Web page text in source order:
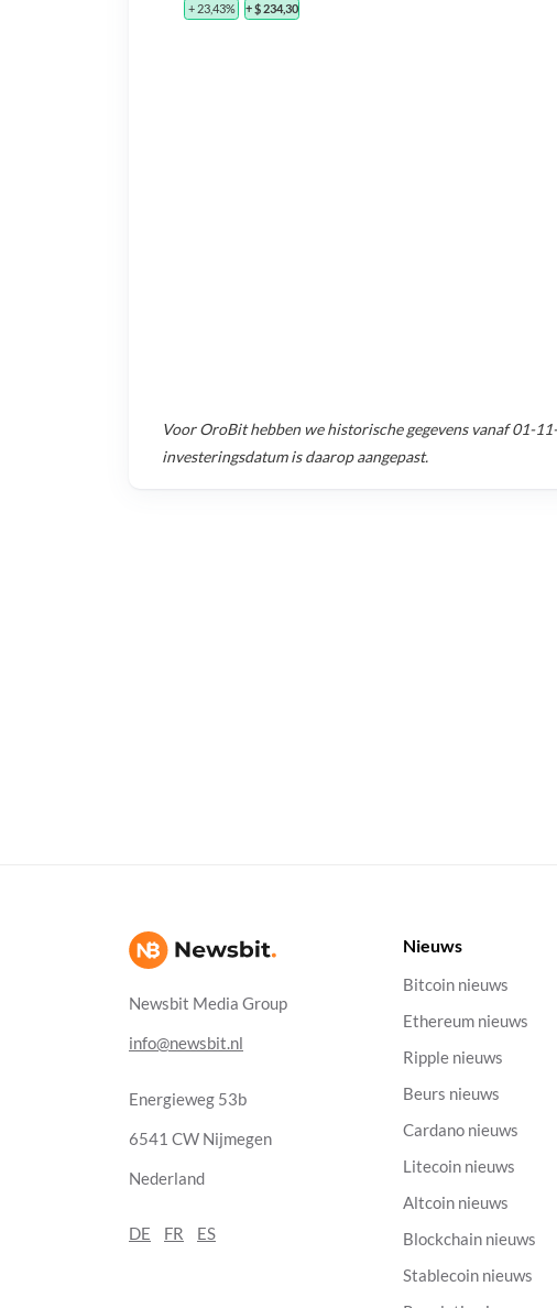
+ 23,43% + $ 234,30
VoorOroBithebben we historische gegevens vanaf01-
investeringsdatum is daarop aangepast.
Newsbit Media Group
info@newsbit.nl
Energieweg 53b
6541 CW Nijmegen
Nederland
DE FR ES
Nieuws
Bitcoin nieuws
Ethereum nieuws
Ripple nieuws
Beurs nieuws
Cardano nieuws
Litecoin nieuws
Altcoin nieuws
Blockchain nieuws
Stablecoin nieuws